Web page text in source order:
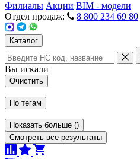
Филиалы Акции BIM - модели
Отдел продаж:
8 800 234 69 80
Каталог
Вы искали
Очистить
По тегам
Показать больше ()
Смотреть все результаты